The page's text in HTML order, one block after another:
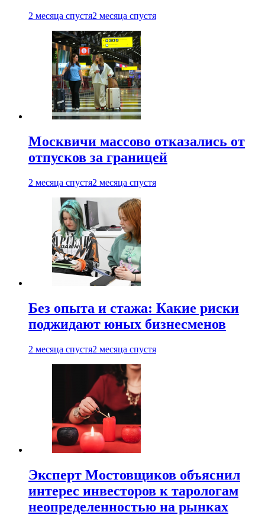
2 месяца спустя2 месяца спустя
Москвичи массово отказались от
отпусков за границей
2 месяца спустя2 месяца спустя
Без опыта и стажа: Какие риски
поджидают юных бизнесменов
2 месяца спустя2 месяца спустя
Эксперт Мостовщиков объяснил
интерес инвесторов к тарологам
неопределенностью на рынках